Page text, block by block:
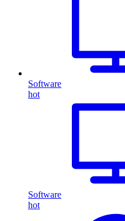
Software
hot
Software
hot